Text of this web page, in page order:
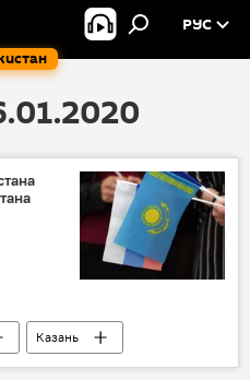
РУС
Казань